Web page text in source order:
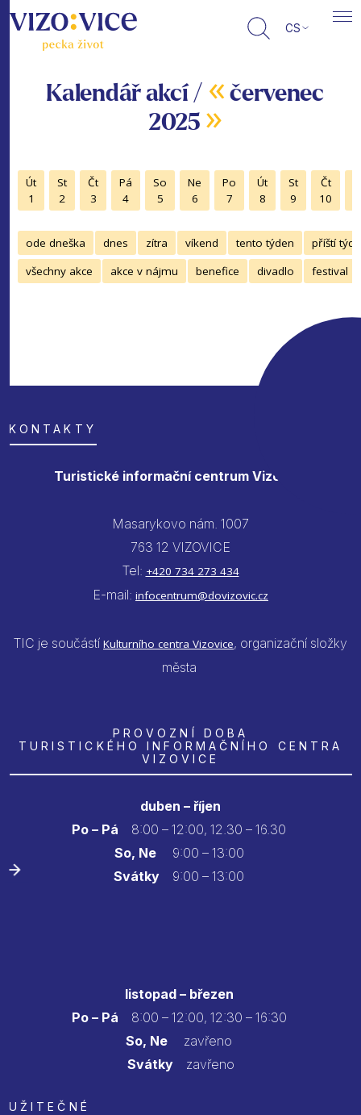
CS
Kalendář akcí / « červenec
2025 »
Út
1
St
2
Čt
3
Pá
4
So
5
Ne
6
Po
7
Út
8
St
9
Čt
10
ode dneška dnes zítra víkend tento týden
příští
všechny akce
akce v nájmu benefice divadlo festival
KONTAKTY
Turistické informační centrum Vizovice
Masarykovo nám. 1007
763 12 VIZOVICE
Tel: +420 734 273 434
E-mail: infocentrum@dovizovic.cz
TIC je součástí Kulturního centra Vizovice, organizační složky
města
PROVOZNÍ DOBA
TURISTICKÉHO INFORMAČNÍHO CENTRA
VIZOVICE
duben – říjen
Po – Pá
8:00 – 12:00, 12.30 – 16.30
So, Ne9:00 – 13:00
Svátky 9:00 – 13:00
listopad – březen
Po – Pá 8:00 – 12:00, 12:30 – 16:30
So, Ne zavřeno
Svátkyzavřeno
UŽITEČNÉ